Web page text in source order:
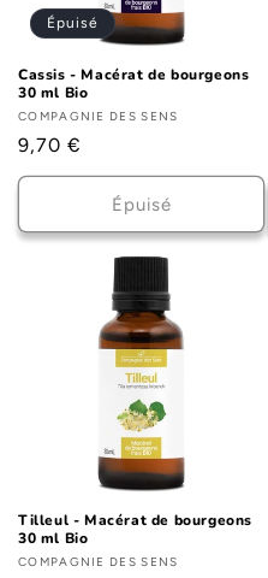
o
n
:
Épuisé
Cassis - Macérat de bourgeons
30 ml Bio
Fournisseur :
COMPAGNIE DES SENS
Prix
habituel
9,70 €
Épuisé
Tilleul - Macérat de bourgeons
30 ml Bio
Fournisseur :
COMPAGNIE DES SENS